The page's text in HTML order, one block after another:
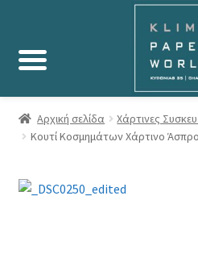
Αρχική σελίδα
Χάρτινες
Κουτί Κοσμημάτων Χάρτινο Άσπρο